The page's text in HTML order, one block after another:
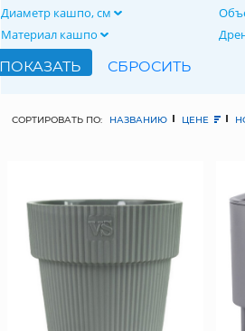
Диаметр кашпо, см
Материал кашпо
СОРТИРОВАТЬ ПО: НАЗВАНИЮ ЦЕНЕ